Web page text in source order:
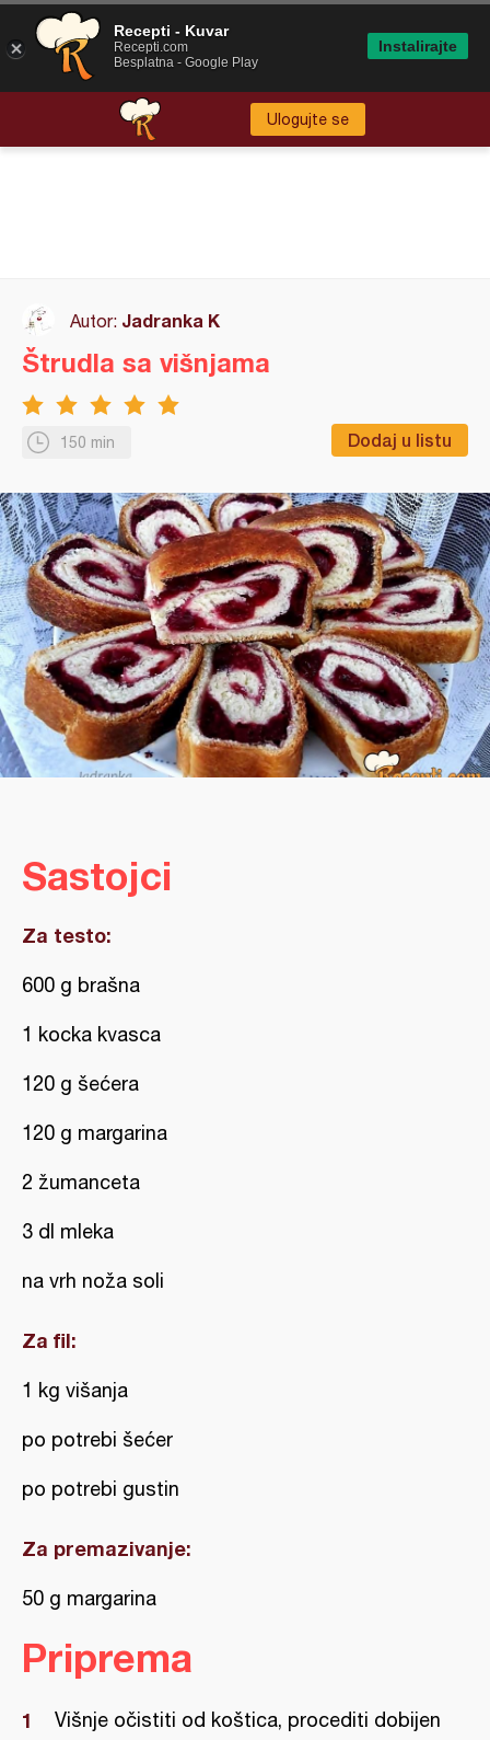
Ulogujte se
Autor: Jadranka K
150 min Dodaj u listu
Štrudla sa višnjama
Sastojci
Za testo:
600 g brašna
1 kocka kvasca
120 g šećera
120 g margarina
2 žumanceta
3 dl mleka
na vrh noža soli
Za fil:
1 kg višanja
po potrebi šećer
po potrebi gustin
Za premazivanje:
50 g margarina
Priprema
Višnje očistiti od koštica, procediti dobijen
Recepti - Kuvar
Recepti.com
Besplatna - Google Play
Instalirajte